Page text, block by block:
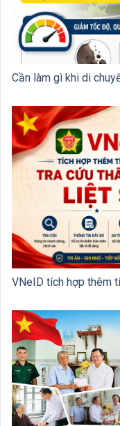
Cần làm gì khi di
VNeID tích hợp thêm